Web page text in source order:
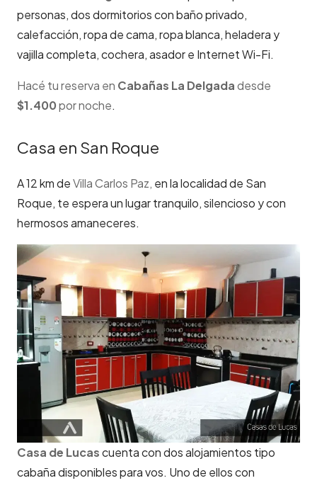
personas, dos dormitorios con baño privado,
calefacción, ropa de cama, ropa blanca, heladera y
vajilla completa, cochera, asador e Internet Wi-Fi.
Hacé tu reserva en Cabañas La Delgadadesde
$1.400por noche.
Casa en San Roque
A 12 km deVilla Carlos Paz, en la localidad de San
Roque, te espera un lugar tranquilo, silencioso y con
hermosos amaneceres.
Casa de Lucascuenta con dos alojamientos tipo
cabaña disponibles para vos. Uno de ellos con